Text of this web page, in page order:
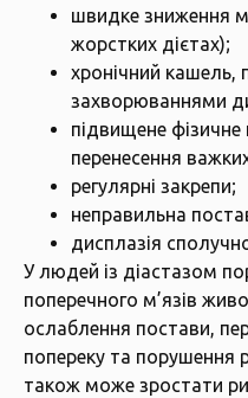
швидке зниження
жорстких дієтах);
хронічний кашель,
захворюваннями
підвищене
перенесення
регулярні закрепи;
неправильна
дисплазія
У людей із діастазом
поперечного м’язів
ослаблення постави,
попереку та порушення
також може зростати